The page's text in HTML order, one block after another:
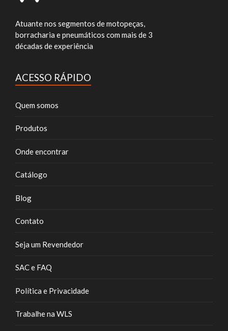
Atuante nos segmentos de motopeças,
borracharia e pneumáticos com mais de 3
décadas de experiência
ACESSO RÁPIDO
Quem somos
Produtos
Onde encontrar
Catálogo
Blog
Contato
Seja um Revendedor
SAC e FAQ
Política e Privacidade
Trabalhe na WLS